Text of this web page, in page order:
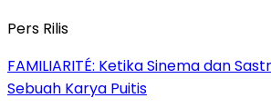
Pers Rilis
FAMILIARITÉ: Ketika Sinema dan
Sebuah Karya Puitis